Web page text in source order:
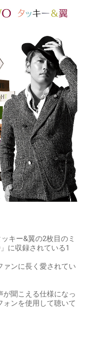
キー&翼の2枚目のミ
に収録されている1
ァンに長く愛されてい
聞こえる仕様になっ
ンを使用して聴いて